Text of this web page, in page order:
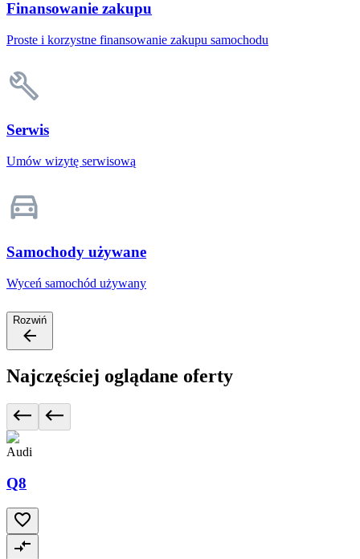
Finansowanie zakupu
Proste i korzystne finansowanie zakupu samochodu
Serwis
Umów wizytę serwisową
Samochody używane
Wyceń samochód używany
Rozwiń
Najczęściej oglądane oferty
Audi
Q8